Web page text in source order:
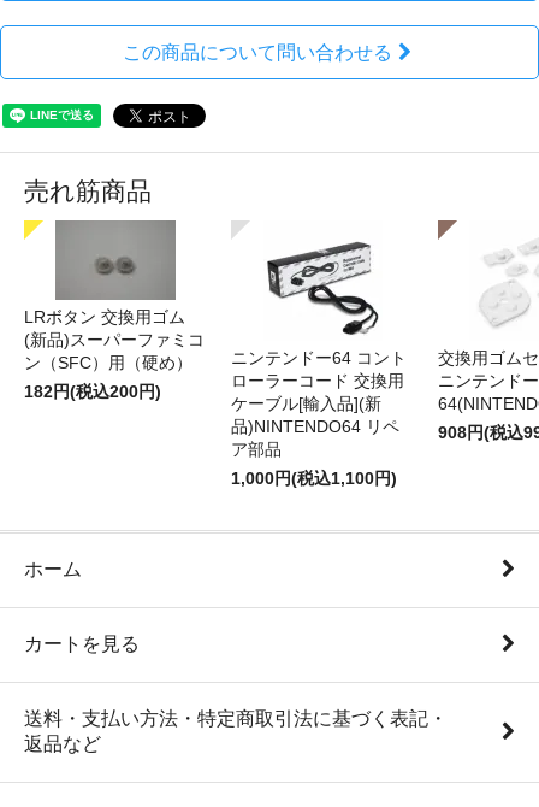
この商品について問い合わせる
売れ筋商品
LRボタン 交換用ゴム
(新品)スーパーファミコ
ン（SFC）用（硬め）
182円(税込200円)
ニンテンドー64 コント
ローラーコード 交換用
ケーブル[輸入品](新
品)NINTENDO64 リペ
ア部品
1,000円(税込1,100円)
交換用ゴム
ニンテンドー
908円(税込
ホーム
カートを見る
送料・支払い方法・特定商取引法に基づく表記・
返品など